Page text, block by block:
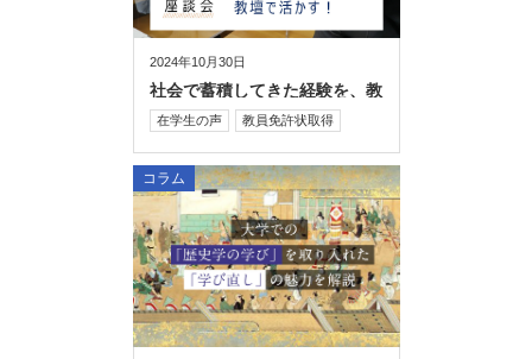
2024年10月30日
社会で蓄積してきた経験を、教
壇で活かす！
在学生の声 教員免許状取得
コラム